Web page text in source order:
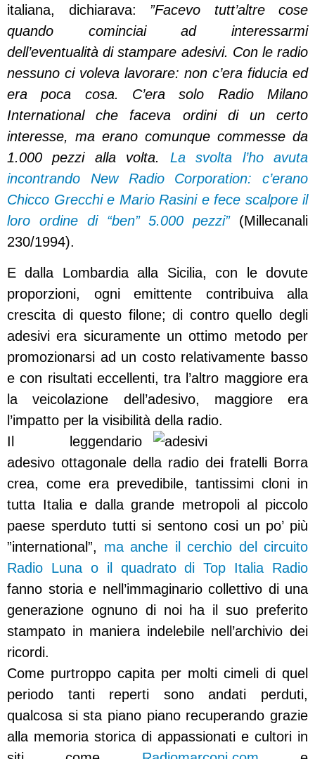
italiana, dichiarava: ”Facevo tutt’altre cose
quando cominciai ad interessarmi
dell’eventualità di stampare adesivi. Con le radio
nessuno ci voleva lavorare: non c’era fiducia ed
era poca cosa. C’era solo Radio Milano
International che faceva ordini di un certo
interesse, ma erano comunque commesse da
1.000 pezzi alla volta. La svolta l’ho avuta
incontrando New Radio Corporation: c’erano
Chicco Grecchi e Mario Rasini e fece scalpore il
loro ordine di “ben” 5.000 pezzi”(Millecanali
230/1994).
E dalla Lombardia alla Sicilia, con le dovute
proporzioni, ogni emittente contribuiva alla
crescita di questo filone; di contro quello degli
adesivi era sicuramente un ottimo metodo per
promozionarsi ad un costo relativamente basso
e con risultati eccellenti, tra l’altro maggiore era
la veicolazione dell’adesivo, maggiore era
l’impatto per la visibilità della radio.
Il leggendario
adesivo ottagonale della radio dei fratelli Borra
crea, come era prevedibile, tantissimi cloni in
tutta Italia e dalla grande metropoli al piccolo
paese sperduto tutti si sentono cosi un po’ più
”international”, ma anche il cerchio del circuito
Radio Luna o il quadrato di Top Italia Radio
fanno storia e nell’immaginario collettivo di una
generazione ognuno di noi ha il suo preferito
stampato in maniera indelebile nell’archivio dei
ricordi.
Come purtroppo capita per molti cimeli di quel
periodo tanti reperti sono andati perduti,
qualcosa si sta piano piano recuperando grazie
alla memoria storica di appassionati e cultori in